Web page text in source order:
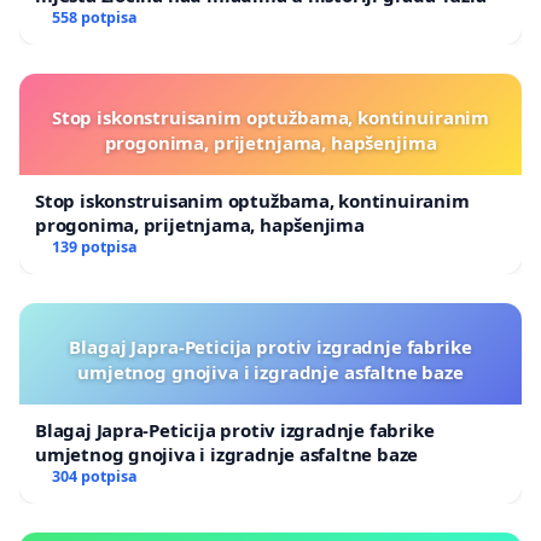
uvoze za naše apoteke – što dokazuje da su
potpuno zdravstveno sigurni! Zabranjeno nam je
samo da ih kupimo jeftinije.
ŠTA ZAHTIJEVAMO OD INSTITUCIJA?
Tražimo hitnu reakciju i zaštitu naših potrošačkih
Hitnu izmjenu ili autentično tumačenje
spornog Pravilnika iz 2017. godine:Prestanite
tretirati dijetetske suplemente kao sirovo
meso.
Jasno izuzimanje:
restrikcija za fizička lica izričito izuzmu gotovi
558 potpisa
Stop iskonstruisanim optužbama, kontinuiranim
progonima, prijetnjama, hapšenjima
Stop iskonstruisanim optužbama, kontinuiranim
progonima, prijetnjama, hapšenjima
139 potpisa
Blagaj Japra-Peticija protiv izgradnje fabrike
umjetnog gnojiva i izgradnje asfaltne baze
Blagaj Japra-Peticija protiv izgradnje fabrike
umjetnog gnojiva i izgradnje asfaltne baze
304 potpisa